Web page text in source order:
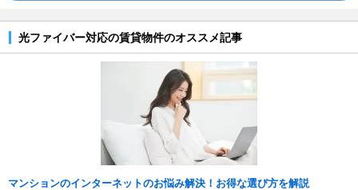
光ファイバー対応の賃貸物件のオススメ記事
マンションのインターネットのお悩み解決！お得な選び方を解説